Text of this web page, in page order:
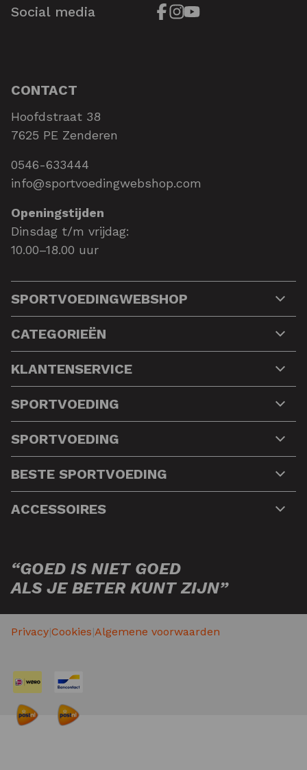
Social media
CONTACT
Hoofdstraat 38
7625 PE Zenderen
0546-633444
info@sportvoedingwebshop.com
Openingstijden
Dinsdag t/m vrijdag:
10.00–18.00 uur
SPORTVOEDINGWEBSHOP
CATEGORIEËN
KLANTENSERVICE
SPORTVOEDING
SPORTVOEDING
BESTE SPORTVOEDING
ACCESSOIRES
“GOED IS NIET GOED
ALS JE BETER KUNT ZIJN”
Privacy|Cookies|Algemene voorwaarden